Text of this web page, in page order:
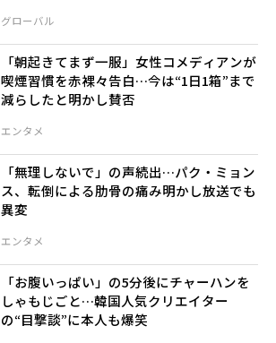
グローバル
エンタメ
「朝起きてまず一服」女性コメディアンが
喫煙習慣を赤裸々告白…今は“1日1箱”まで
減らしたと明かし賛否
エンタメ
「無理しないで」の声続出…パク・ミョン
ス、転倒による肋骨の痛み明かし放送でも
異変
「お腹いっぱい」の5分後にチャーハンを
しゃもじごと…韓国人気クリエイター
の“目撃談”に本人も爆笑